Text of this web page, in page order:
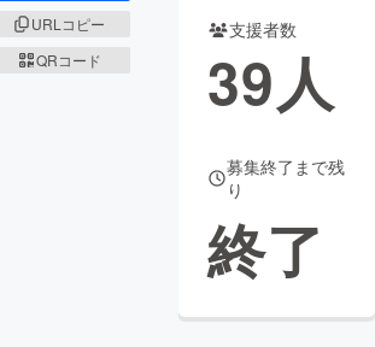
URLコピー
QRコード
支援者数
39人
募集終了まで残
り
終了